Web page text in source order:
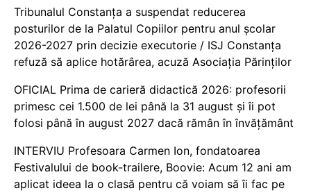
Tribunalul Constanța a suspendat reducerea
posturilor de la Palatul Copiilor pentru anul școlar
2026-2027 prin decizie executorie / ISJ Constanța
refuză să aplice hotărârea, acuză Asociația Părinților
OFICIAL Prima de carieră didactică 2026: profesorii
primesc cei 1.500 de lei până la 31 august și îi pot
folosi până în august 2027 dacă rămân în învățământ
INTERVIU Profesoara Carmen Ion, fondatoarea
Festivalului de book-trailere, Boovie: Acum 12 ani am
aplicat ideea la o clasă pentru că voiam să îi fac pe